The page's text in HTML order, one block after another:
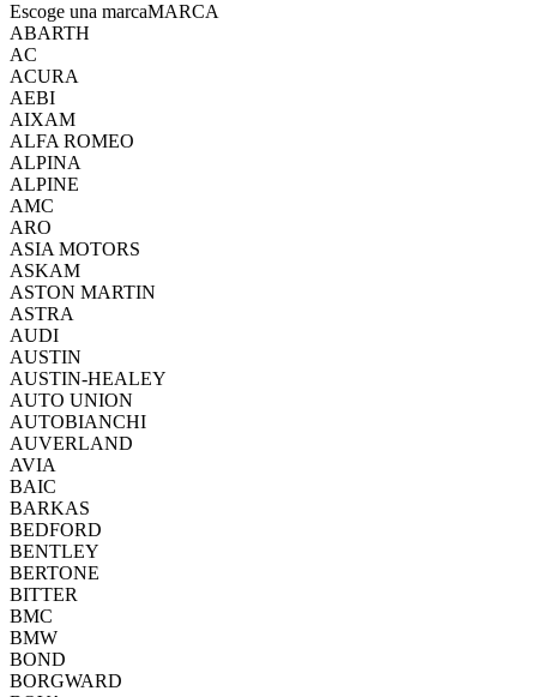
Escoge una marcaMARCA
ABARTH
AC
ACURA
AEBI
AIXAM
ALFA ROMEO
ALPINA
ALPINE
AMC
ARO
ASIA MOTORS
ASKAM
ASTON MARTIN
ASTRA
AUDI
AUSTIN
AUSTIN-HEALEY
AUTO UNION
AUTOBIANCHI
AUVERLAND
AVIA
BAIC
BARKAS
BEDFORD
BENTLEY
BERTONE
BITTER
BMC
BMW
BOND
BORGWARD